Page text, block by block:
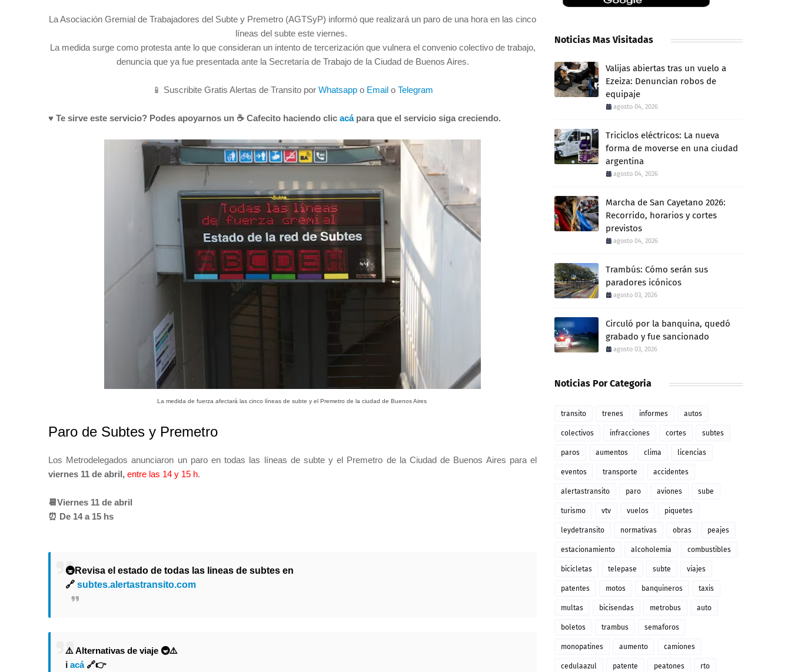
La Asociación Gremial de Trabajadores del Subte y Premetro (AGTSyP) informó que realizará un paro de una hora en las cinco
líneas del subte este viernes.
La medida surge como protesta ante lo que consideran un intento de tercerización que vulnera el convenio colectivo de trabajo,
denuncia que ya fue presentada ante la Secretaría de Trabajo de la Ciudad de Buenos Aires.
📱 Suscribite Gratis Alertas de Transito por Whatsappo Emailo Telegram
♥ Te sirve este servicio? Podes apoyarnos un ☕ Cafecito haciendo clic acápara que el servicio siga creciendo.
La medida de fuerza afectará las cinco líneas de subte y el Premetro de la ciudad de Buenos Aires
Paro de Subtes y Premetro
Los Metrodelegados anunciaron un paro en todas las líneas de subte y el Premetro de la Ciudad de Buenos Aires para el
viernes 11 de abril, entre las 14 y 15 h.
📆Viernes 11 de abril
⏰ De 14 a 15 hs
🚇Revisa el estado de todas las lineas de subtes en
🔗 subtes.alertastransito.com
⚠️ Alternativas de viaje 🚇⚠️
ℹ acá 🔗👉
Noticias Mas Visitadas
Valijas abiertas tras un vuelo a
Ezeiza: Denuncian robos de
equipaje
agosto 04, 2026
Triciclos eléctricos: La nueva
forma de moverse en una ciudad
argentina
agosto 04, 2026
Marcha de San Cayetano 2026:
Recorrido, horarios y cortes
previstos
agosto 04, 2026
Trambús: Cómo serán sus
paradores icónicos
agosto 03, 2026
Circuló por la banquina, quedó
grabado y fue sancionado
agosto 03, 2026
Noticias Por Categoria
transito trenes informes autos
colectivos infracciones cortes subtes
paros aumentos clima licencias
eventos transporte accidentes
alertastransito paro aviones sube
turismo vtv vuelos piquetes
leydetransito normativas obras peajes
estacionamiento alcoholemia combustibles
bicicletas telepase subte viajes
patentes motos banquineros taxis
multas bicisendas metrobus auto
boletos trambus semaforos
monopatines aumento camiones
cedulaazul patente peatones rto